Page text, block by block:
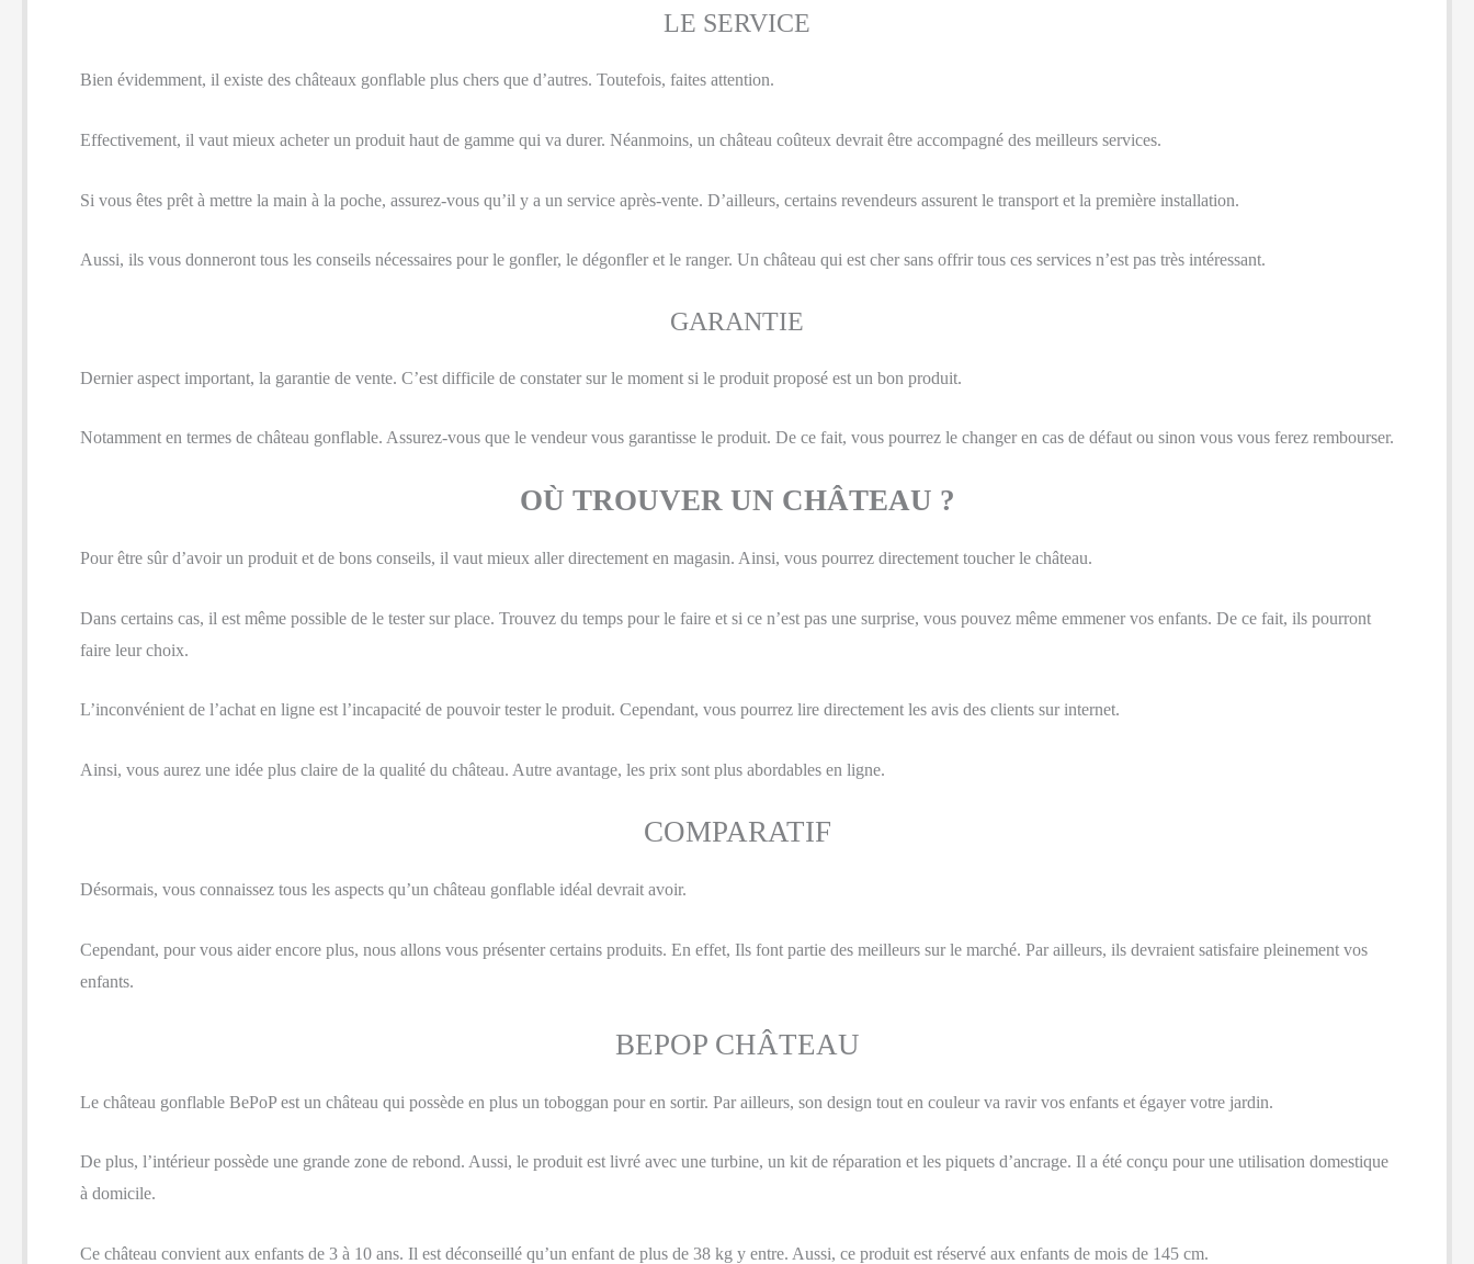
LE SERVICE
Bien évidemment, il existe des châteaux gonflable plus chers que d’autres. Toutefois, faites attention.
Effectivement, il vaut mieux acheter un produit haut de gamme qui va durer. Néanmoins, un château coûteux devrait être accompagné des meilleurs services.
Si vous êtes prêt à mettre la main à la poche, assurez-vous qu’il y a un service après-vente. D’ailleurs, certains revendeurs assurent le transport et la première installation.
Aussi, ils vous donneront tous les conseils nécessaires pour le gonfler, le dégonfler et le ranger. Un château qui est cher sans offrir tous ces services n’est pas très intéressant.
GARANTIE
Dernier aspect important, la garantie de vente. C’est difficile de constater sur le moment si le produit proposé est un bon produit.
Notamment en termes de château gonflable. Assurez-vous que le vendeur vous garantisse le produit. De ce fait, vous pourrez le changer en cas de défaut ou sinon vous vous ferez rembourser.
OÙ TROUVER UN CHÂTEAU ?
Pour être sûr d’avoir un produit et de bons conseils, il vaut mieux aller directement en magasin. Ainsi, vous pourrez directement toucher le château.
Dans certains cas, il est même possible de le tester sur place. Trouvez du temps pour le faire et si ce n’est pas une surprise, vous pouvez même emmener vos enfants. De ce fait, ils pourront
faire leur choix.
L’inconvénient de l’achat en ligne est l’incapacité de pouvoir tester le produit. Cependant, vous pourrez lire directement les avis des clients sur internet.
Ainsi, vous aurez une idée plus claire de la qualité du château. Autre avantage, les prix sont plus abordables en ligne.
COMPARATIF
Désormais, vous connaissez tous les aspects qu’un château gonflable idéal devrait avoir.
Cependant, pour vous aider encore plus, nous allons vous présenter certains produits. En effet, Ils font partie des meilleurs sur le marché. Par ailleurs, ils devraient satisfaire pleinement vos
enfants.
BEPOP CHÂTEAU
Le château gonflable BePoP est un château qui possède en plus un toboggan pour en sortir. Par ailleurs, son design tout en couleur va ravir vos enfants et égayer votre jardin.
De plus, l’intérieur possède une grande zone de rebond. Aussi, le produit est livré avec une turbine, un kit de réparation et les piquets d’ancrage. Il a été conçu pour une utilisation domestique
à domicile.
Ce château convient aux enfants de 3 à 10 ans. Il est déconseillé qu’un enfant de plus de 38 kg y entre. Aussi, ce produit est réservé aux enfants de mois de 145 cm.